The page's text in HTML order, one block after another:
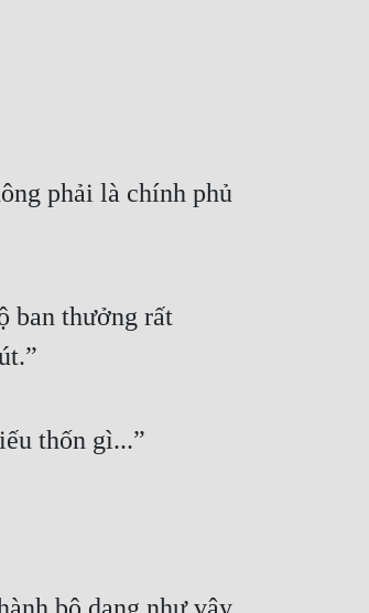
phải là chính phủ
ban thưởng rất
thốn gì...”